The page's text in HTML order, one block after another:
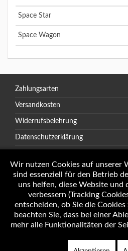
Space Star
Space Wagon
Zahlungsarten
Versandkosten
Widerrufsbelehrung
Datenschutzerklärung
Öffnungszeiten
Impressum
Wir nutzen Cookies auf unserer
sind essenziell für den Betrieb
uns helfen, diese Website und
verbessern (Tracking
entscheiden, ob Sie die
beachten Sie, dass bei einer
mehr alle Funktionalitäten der